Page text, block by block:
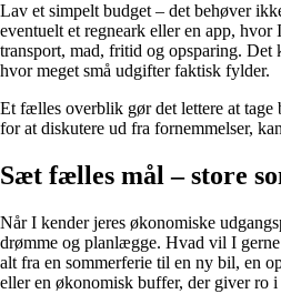
Lav et simpelt budget – det behøver
eventuelt et regneark eller en app,
transport, mad, fritid og opsparing. Det
hvor meget små udgifter faktisk fylder.
Et fælles overblik gør det lettere at tage
for at diskutere ud fra fornemmelser,
Sæt fælles mål – store
Når I kender jeres økonomiske
drømme og planlægge. Hvad vil I
alt fra en sommerferie til en ny bil, en
eller en økonomisk buffer, der giver ro i